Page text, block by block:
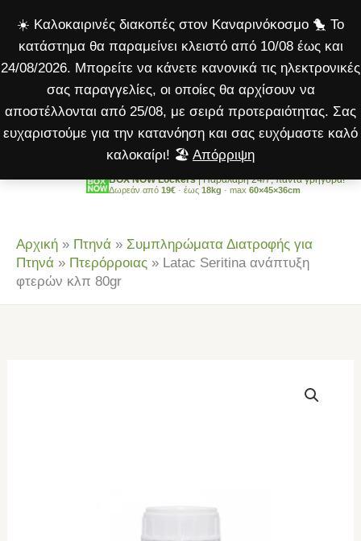
☀️ Καλοκαιρινές διακοπές στον Καναρινόκοσμο 🐤 Το
κατάστημα θα παραμείνει κλειστό από 10/08 έως και
24/08/2026. Μπορείτε να κάνετε κανονικά τις ηλεκτρονικές
σας παραγγελίες, οι οποίες θα αρχίσουν να
αποστέλλονται από 25/08, με σειρά προτεραιότητας. Σας
ευχαριστούμε για την κατανόηση και σας ευχόμαστε καλό
καλοκαίρι! 🏖️ Απόρριψη
στο
περιεχόμενο
BOX NOW Lockers| Παραλαβή 24/7, πάντα γρήγορα!
Δωρεάν από 19€ · έως 18kg · max 60×45×36cm
Αρχική » Πτηνά » Συμπληρώματα Διατροφής για
Πτηνά » Πτερόρροιας » Latac Seritina ανάπτυξη
φτερών κλπ 80gr
φτερών
κλπ
80gr
ποσότητα